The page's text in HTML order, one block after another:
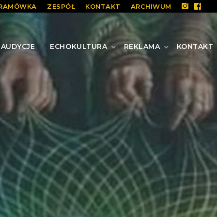
ZESPÓŁ KONTAKT ARCHIWUM
AUDYCJE ECHOKULTURA REKLAMA KONTAKT